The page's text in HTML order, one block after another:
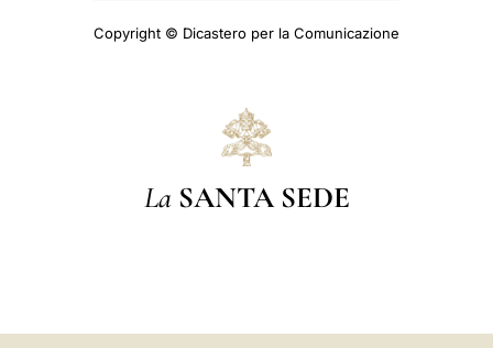
Copyright © Dicastero per la Comunicazione
La SANTA SEDE